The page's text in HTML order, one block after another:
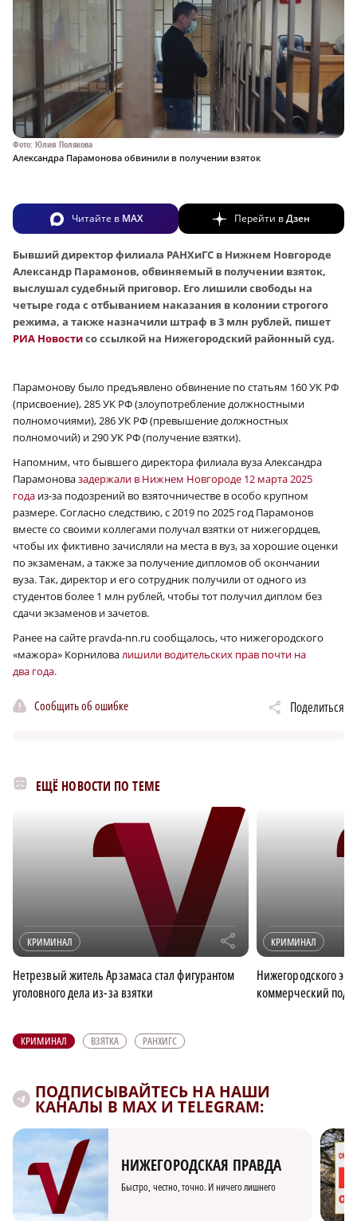
Фото: Юлия Полякова
Александра Парамонова обвинили в получении взяток
Читайте в MAX Перейти вДзен
Бывший директор филиала РАНХиГС в Нижнем Новгороде
Александр Парамонов, обвиняемый в получении взяток,
выслушал судебный приговор. Его лишили свободы на
четыре года с отбыванием наказания в колонии строгого
режима, а также назначили штраф в 3 млн рублей, пишет
РИА Новостисо ссылкой на Нижегородский районный суд.
Парамонову было предъявлено обвинение по статьям 160 УК РФ
(присвоение), 285 УК РФ (злоупотребление должностными
полномочиями), 286 УК РФ (превышение должностных
полномочий) и 290 УК РФ (получение взятки).
Напомним, что бывшего директора филиала вуза Александра
Парамоновазадержали в Нижнем Новгороде 12 марта 2025
года из-за подозрений во взяточничестве в особо крупном
размере. Согласно следствию, с 2019 по 2025 год Парамонов
вместе со своими коллегами получал взятки от нижегордцев,
чтобы их фиктивно зачисляли на места в вуз, за хорошие оценки
по экзаменам, а также за получение дипломов об окончании
вуза. Так, директор и его сотрудник получили от одного из
студентов более 1 млн рублей, чтобы тот получил диплом без
сдачи экзаменов и зачетов.
Ранее на сайте pravda-nn.ru сообщалось, что нижегородского
«мажора» Корниловалишили водительских прав почти на
два года.
Сообщить об ошибке Поделиться
ЕЩЁ НОВОСТИ ПО ТЕМЕ
КРИМИНАЛ r
Нетрезвый житель Арзамаса стал фигурантом
уголовного дела из-за взятки
КРИМИНАЛ
Нижегородского
коммерческий
КРИМИНАЛ ВЗЯТКА РАНХИГС
ПОДПИСЫВАЙТЕСЬ НА НАШИ
КАНАЛЫ В MAX И TELEGRAM:
НИЖЕГОРОДСКАЯ ПРАВДА
Быстро, честно, точно. И ничего лишнего